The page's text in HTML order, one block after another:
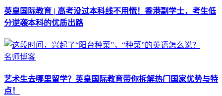
英皇国际教育 | 高考没过本科线不用慌！香港副学士，考生低
分逆袭本科的优质出路
名师博客
艺术生去哪里留学？英皇国际教育带你拆解热门国家优势与特
点！